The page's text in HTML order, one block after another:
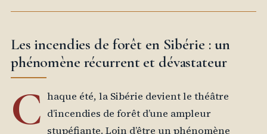
Les incendies de forêt en Sibérie : un
phénomène récurrent et dévastateur
C haque été, la Sibérie devient le théâtre
d’incendies de forêt d’une ampleur
stupéfiante. Loin d’être un phénomène